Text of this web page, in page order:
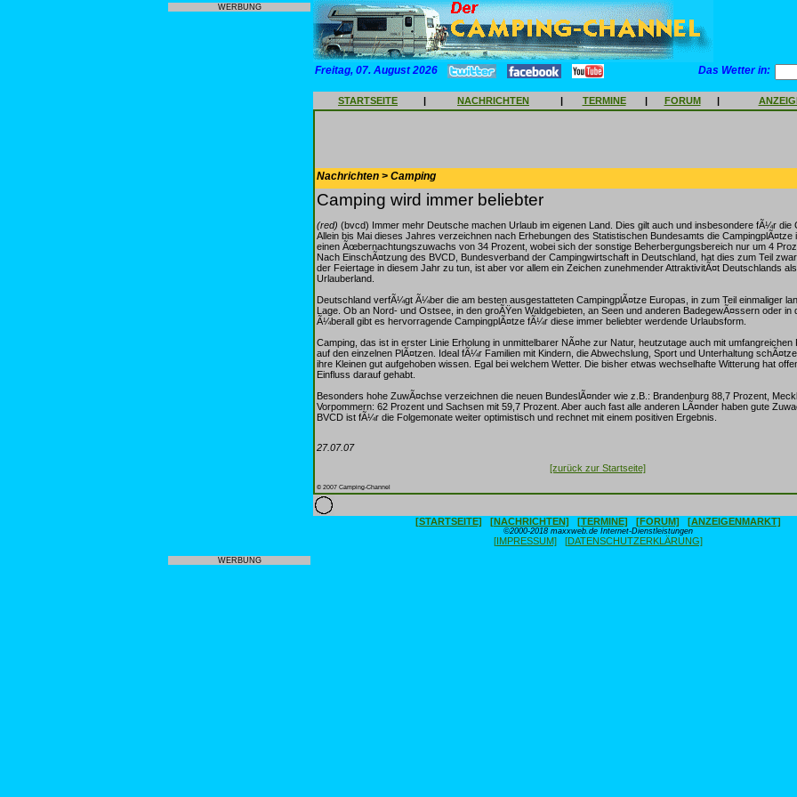
WERBUNG
WERBUNG
Freitag, 07. August 2026 Das Wetter in:
STARTSEITE | NACHRICHTEN | TERMINE | FORUM |
Nachrichten > Camping
Camping wird immer beliebter
(red) (bvcd) Immer mehr Deutsche machen Urlaub im eigenen Land. Dies gilt auch und insbesondere fÃ¼r die
Allein bis Mai dieses Jahres verzeichnen nach Erhebungen des Statistischen Bundesamts die CampingplÃ¤tze
einen Ãœbernachtungszuwachs von 34 Prozent, wobei sich der sonstige Beherbergungsbereich nur um 4
Nach EinschÃ¤tzung des BVCD, Bundesverband der Campingwirtschaft in Deutschland, hat dies zum Teil
der Feiertage in diesem Jahr zu tun, ist aber vor allem ein Zeichen zunehmender AttraktivitÃ¤t Deutschlands
Urlauberland.
Deutschland verfÃ¼gt Ã¼ber die am besten ausgestatteten CampingplÃ¤tze Europas, in zum Teil einmaliger
Lage. Ob an Nord- und Ostsee, in den groÃŸen Waldgebieten, an Seen und anderen BadegewÃ¤ssern oder in
Ã¼berall gibt es hervorragende CampingplÃ¤tze fÃ¼r diese immer beliebter werdende Urlaubsform.
Camping, das ist in erster Linie Erholung in unmittelbarer NÃ¤he zur Natur, heutzutage auch mit umfangreichen
auf den einzelnen PlÃ¤tzen. Ideal fÃ¼r Familien mit Kindern, die Abwechslung, Sport und Unterhaltung
ihre Kleinen gut aufgehoben wissen. Egal bei welchem Wetter. Die bisher etwas wechselhafte Witterung hat
Einfluss darauf gehabt.
Besonders hohe ZuwÃ¤chse verzeichnen die neuen BundeslÃ¤nder wie z.B.: Brandenburg 88,7 Prozent,
Vorpommern: 62 Prozent und Sachsen mit 59,7 Prozent. Aber auch fast alle anderen LÃ¤nder haben gute
BVCD ist fÃ¼r die Folgemonate weiter optimistisch und rechnet mit einem positiven Ergebnis.
27.07.07
[zurück zur Startseite]
© 2007 Camping-Channel
[STARTSEITE] [NACHRICHTEN] [TERMINE] [FORUM] [ANZEIGENMARKT]
©2000-2018 maxxweb.de Internet-Dienstleistungen
[IMPRESSUM] [DATENSCHUTZERKLÄRUNG]